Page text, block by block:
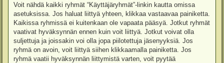
Voit nähdä kaikki ryhmät “Käyttäjäryhmät”-linkin kautta omissa
asetuksissa. Jos haluat liittyä yhteen, klikkaa vastaavaa painiketta.
Kaikissa ryhmissä ei kuitenkaan ole vapaata pääsyä. Jotkut ryhmät
vaativat hyväksynnän ennen kuin voit liittyä. Jotkut voivat olla
suljettuja ja joissakin voi olla jopa piilotettuja jäsenyyksiä. Jos
ryhmä on avoin, voit liittyä siihen klikkaamalla painiketta. Jos
ryhmä vaatii hyväksynnän liittymistä varten, voit pyytää